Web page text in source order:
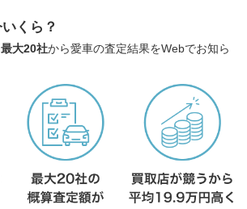
くら？
最大20社から愛車の査定結果をWebでお知ら